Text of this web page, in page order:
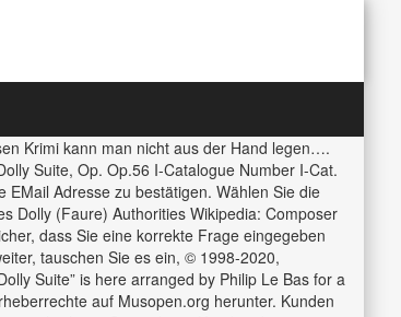
Krimi kann man nicht aus der Hand legen….
Suite, Op. Op.56 I-Catalogue Number I-Cat.
Adresse zu bestätigen. Wählen Sie die
Dolly (Faure) Authorities Wikipedia: Composer
dass Sie eine korrekte Frage eingegeben
tauschen Sie es ein, © 1998-2020,
Suite” is here arranged by Philip Le Bas for a
auf Musopen.org herunter. Kunden